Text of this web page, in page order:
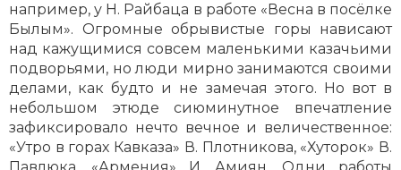
например, у Н. Райбаца в работе «Весна в посёлке
Былым». Огромные обрывистые горы нависают
над кажущимися совсем маленькими казачьими
подворьями, но люди мирно занимаются своими
делами, как будто и не замечая этого. Но вот в
небольшом этюде сиюминутное впечатление
зафиксировало нечто вечное и величественное:
«Утро в горах Кавказа» В. Плотникова, «Хуторок» В.